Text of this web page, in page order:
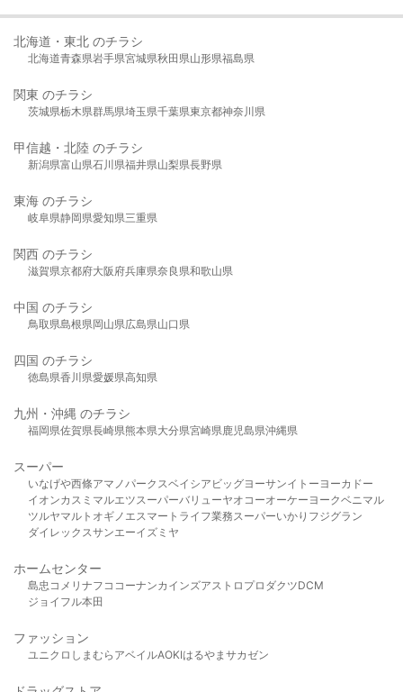
北海道・東北 のチラシ
北海道青森県岩手県宮城県秋田県山形県福島県
関東 のチラシ
茨城県栃木県群馬県埼玉県千葉県東京都神奈川県
甲信越・北陸 のチラシ
新潟県富山県石川県福井県山梨県長野県
東海 のチラシ
岐阜県静岡県愛知県三重県
関西 のチラシ
滋賀県京都府大阪府兵庫県奈良県和歌山県
中国 のチラシ
鳥取県島根県岡山県広島県山口県
四国 のチラシ
徳島県香川県愛媛県高知県
九州・沖縄 のチラシ
福岡県佐賀県長崎県熊本県大分県宮崎県鹿児島県沖縄県
スーパー
いなげや西條アマノパークスベイシア ビッグヨーサンイトーヨーカドー
イオンカスミ マルエツスーパーバリューヤオコーオーケー ヨークベニマル
ツルヤマルト オギノ エスマート ライフ業務スーパーいかり フジグラン
ダイレックスサンエーイズミヤ
ホームセンター
島忠 コメリ ナフコ コーナンカインズアストロプロダクツDCM
ジョイフル本田
ファッション
ユニクロ しまむら アベイルAOKIはるやま サカゼン